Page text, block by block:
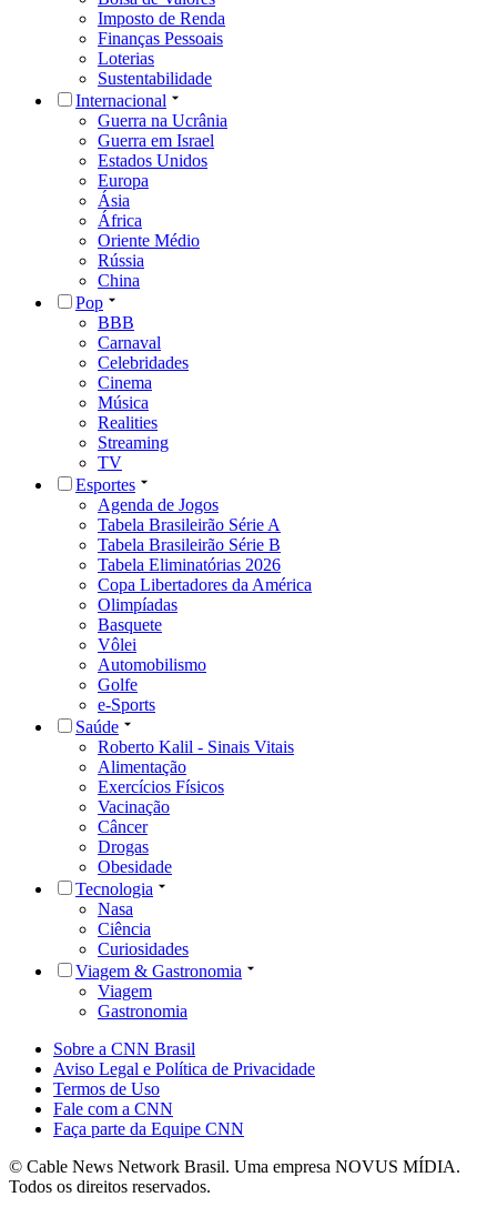
Imposto de Renda
Finanças Pessoais
Loterias
Sustentabilidade
Internacional
Guerra na Ucrânia
Guerra em Israel
Estados Unidos
Europa
Ásia
África
Oriente Médio
Rússia
China
Pop
BBB
Carnaval
Celebridades
Cinema
Música
Realities
Streaming
TV
Esportes
Agenda de Jogos
Tabela Brasileirão Série A
Tabela Brasileirão Série B
Tabela Eliminatórias 2026
Copa Libertadores da América
Olimpíadas
Basquete
Vôlei
Automobilismo
Golfe
e-Sports
Saúde
Roberto Kalil - Sinais Vitais
Alimentação
Exercícios Físicos
Vacinação
Câncer
Drogas
Obesidade
Tecnologia
Nasa
Ciência
Curiosidades
Viagem & Gastronomia
Viagem
Gastronomia
Sobre a CNN Brasil
Aviso Legal e Política de Privacidade
Termos de Uso
Fale com a CNN
Faça parte da Equipe CNN
© Cable News Network Brasil. Uma empresa NOVUS MÍDIA.
Todos os direitos reservados.